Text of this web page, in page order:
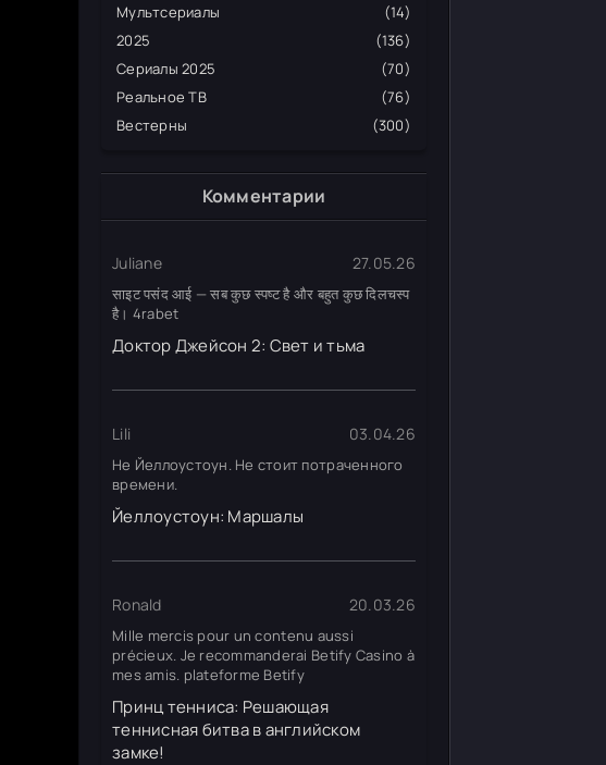
Мультсериалы
(14)
2025
(136)
Сериалы 2025
(70)
Реальное ТВ
(76)
Вестерны
(300)
Комментарии
Juliane 27.05.26
साइट पसंद आई — सब कुछ स्पष्ट है और बहुत कुछ दिलचस्प
है। 4rabet
Доктор Джейсон 2: Свет и тьма
Lili 03.04.26
Не Йеллоустоун. Не стоит потраченного
времени.
Йеллоустоун: Маршалы
Ronald 20.03.26
Mille mercis pour un contenu aussi
précieux. Je recommanderai Betify Casino à
mes amis. plateforme Betify
Принц тенниса: Решающая
теннисная битва в английском
замке!